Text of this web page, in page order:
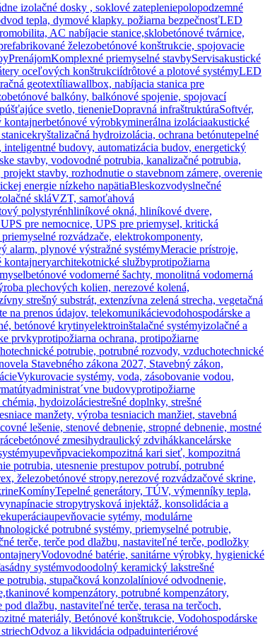
izolačné dosky , soklové zatepleniepolopodzemné
tepla, dymové klapky. požiarna bezpečnosťLED
AC nabíjacie stanice,sklobetónové tvárnice,
železobetónové konštrukcie, spojovacie
PrenájomKomplexné priemyselné stavbyServisakustické
oceľových konštrukciídrôtové a plotové systémyLED
geotextíliawallbox, nabíjacia stanica pre
balkóny, balkónové spojenie, spojovací
svetlo, tienenieDopravná infraštruktúraSoftvér,
kontajnerbetónové výrobkyminerálna izoláciaakustické
kryštalizačná hydroizolácia, ochrana betónutepelné
budovy, automatizácia budov, energetický
stavby, vodovodné potrubia, kanalizačné potrubia,
stavby, rozhodnutie o stavebnom zámere, overenie
energie nízkeho napätiaBleskozvodyslnečné
skláVZT, samoťahová
polystyrénhliníkové okná, hliníkové dvere,
pre nemocnice, UPS pre priemysel, kritická
rozvádzače, elektrokomponenty,
alarm, plynové výstražné systémyMeracie prístroje,
kontajneryarchitekotnické službyprotipožiarna
betónové vodomerné šachty, monolitná vodomerná
plechových kolien, nerezové kolená,
strešný substrát, extenzívna zelená strecha, vegetačná
na prenos údajov, telekomunikácievodohospodárske a
betónové krytinyelektroinštalačné systémyizolačné a
prvkyprotipožiarna ochrana, protipožiarne
potrubie, potrubné rozvody, vzduchotechnické
Stavebného zákona 2027, Stavebný zákon,
Vykurovacie systémy, voda, zásobovanie vodou,
administrat´vne budovyprotipožiarne
chémia, hydoizoláciestrešné doplnky, strešné
manžety, výroba tesniacich manžiet, stavebná
lešenie, stenové debnenie, stropné debnenie, mostné
betónové zmesihydraulický zdvihákkancelárske
upevňpvaciekompozitná kari sieť, kompozitná
potrubia, utesnenie prestupov potrubí, potrubné
železobetónové stropy,nerezové rozvádzačové skrine,
KomínyTepelné generátory, TÚV, výmenníky tepla,
napínacie stropytrysková injektáž, konsolidácia a
upevňovacie sytémy, modulárne
potrubné systémy, priemyselné potrubie,
terče, terče pod dlažbu, nastaviteľné terče, podložky
Vodovodné batérie, sanitárne výrobky, hygienické
systémvodoodolný keramický lakstrešné
potrubia, stupačková konzolalíniové odvodnenie,
tkaninové kompenzátory, potrubné kompenzátory,
dlažbu, nastaviteľné terče, terasa na terčoch,
materiály, Betónové konštrukcie, Vodohospodárske
Odvoz a likvidácia odpaduinteriérové